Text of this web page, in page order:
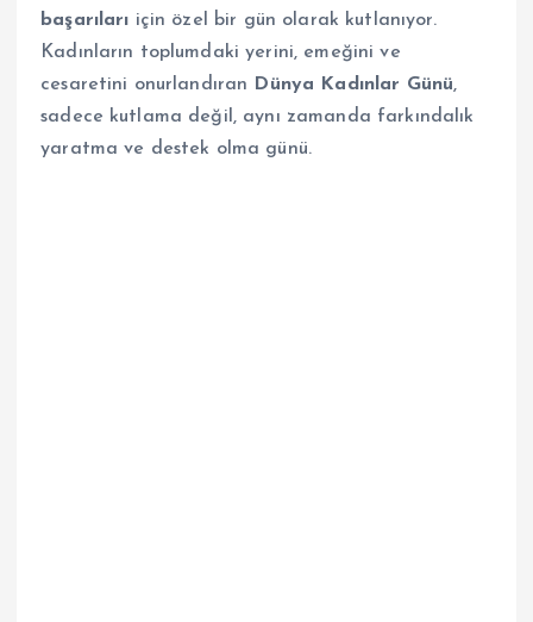
başarıları için özel bir gün olarak kutlanıyor.
Kadınların toplumdaki yerini, emeğini ve
cesaretini onurlandıran Dünya Kadınlar Günü,
sadece kutlama değil, aynı zamanda farkındalık
yaratma ve destek olma günü.